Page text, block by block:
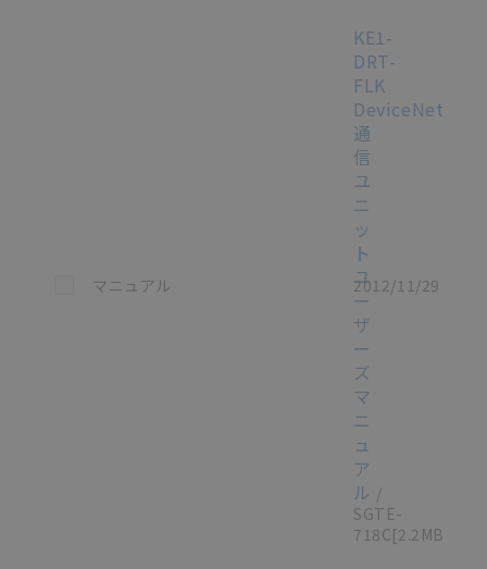
この資料を選択
マニュアル
KE1-
DRT-
FLK
DeviceNet
通
信
ユ
ニ
ッ
ト
ユ
ー
ザ
ー
ズ
マ
ニ
ュ
ア
ル /
SGTE-
718C[2.2MB]
2012/11/29